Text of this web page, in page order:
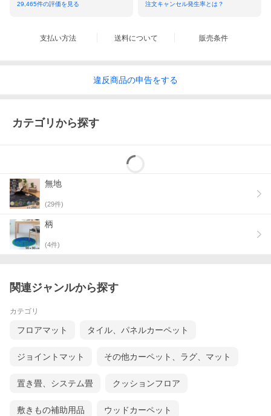
まぁるい形の大人かわいいラグは北欧風インテリアや韓国風イン
テリアにも合わせやすいテイストです。ドレッサー前やソファー
前に敷いて自分だけの特別な空間を作ることができます。
29,465件の評価を見る 注文キャンセル発生率とは？
支払い方法 送料について 販売条件
違反商品の申告をする
カテゴリから探す
無地
(29件)
柄
(4件)
関連ジャンルから探す
カテゴリ
フロアマット タイル、パネルカーペット
ジョイントマット その他カーペット、ラグ、マット
置き畳、システム畳 クッションフロア
敷きもの補助用品 ウッドカーペット